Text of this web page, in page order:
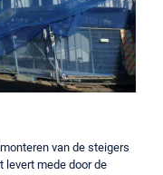
van de steigers
levert mede door de